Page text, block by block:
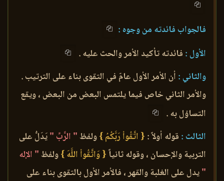
فالجواب فائدته من وجوه :
الأول : فائدته تأكيد الأمر والحث عليه .
والثاني : أن الأمر الأول عامّ في التقوى بناء على الترتيب .
والأمر الثاني خاص فيما يلتمس البعض من البعض ، ويقع
التساؤل به .
الثالث : قوله أولاً : { اتَّقُواْ رَبَّكُمُ }ولفظ" الرَّبِّ "يَدَلُّ على
التربية والإحسان ، وقوله ثانياً{ وَاتَّقُواْ اللَّهَ }ولفظ" الإله
"يدل على الغلبة والقهر ، فالأمر الأول بالتقوى بناء على